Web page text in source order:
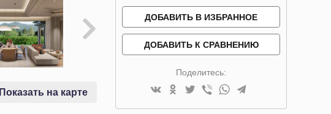
Показать на карте
ДОБАВИТЬ В ИЗБРАННОЕ
ДОБАВИТЬ К СРАВНЕНИЮ
Поделитесь: